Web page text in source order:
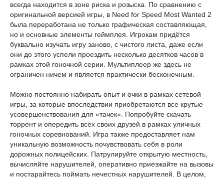
всегда находится в зоне риска и розыска. По сравнению с
оригинальной версией игры, в Need for Speed Most Wanted 2
была переработана не только графическая составляющая,
но и основные элементы геймплея. Игрокам придётся
буквально изучать игру заново, с чистого листа, даже если
они до этого успели проездить несколько десятков часов в
рамках этой гоночной серии. Мультиплеер же здесь не
ограничен ничем и является практически бесконечным.
Можно постоянно набирать опыт и очки в рамках сетевой
игры, за которые впоследствии приобретаются все крутые
усовершенствования для «тачек». Попробуйте скачать
торрент и опередить всех своих друзей в рамках уличных
гоночных соревнований. Игра также предоставляет нам
уникальную возможность почувствовать себя в роли
дорожных полицейских. Патрулируйте открытую местность,
вычисляйте нарушителей, оперативно приезжайте на вызовы
и постарайтесь поймать нечестных нарушителей. В целом,